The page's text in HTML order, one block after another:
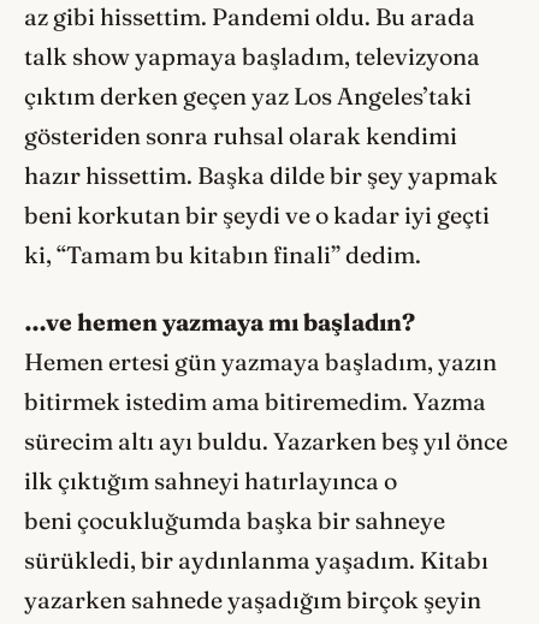
az gibi hissettim. Pandemi oldu. Bu arada
talk show yapmaya başladım, televizyona
çıktım derken geçen yaz Los Angeles’taki
gösteriden sonra ruhsal olarak kendimi
hazır hissettim. Başka dilde bir şey yapmak
beni korkutan bir şeydi ve o kadar iyi geçti
ki, “Tamam bu kitabın finali” dedim.
…ve hemen yazmaya mı başladın?
Hemen ertesi gün yazmaya başladım, yazın
bitirmek istedim ama bitiremedim. Yazma
sürecim altı ayı buldu. Yazarken beş yıl önce
ilk çıktığım sahneyi hatırlayınca o
beni çocukluğumda başka bir sahneye
sürükledi, bir aydınlanma yaşadım. Kitabı
yazarken sahnede yaşadığım birçok şeyin